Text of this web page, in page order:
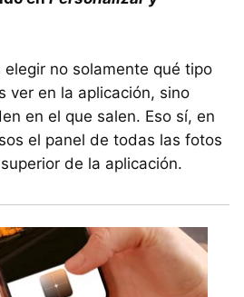
elegir no solamente qué tipo
ver en la aplicación, sino
en el que salen. Eso sí, en
el panel de todas las fotos
de la aplicación.